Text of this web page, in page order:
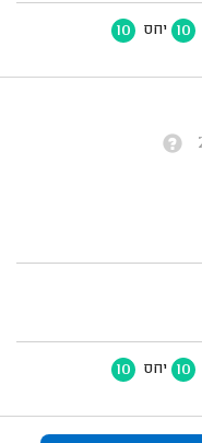
10 יחס 10
10 יחס 10